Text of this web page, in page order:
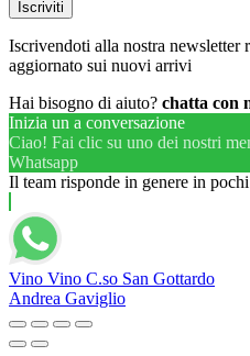
Iscrivendoti alla nostra newsletter
aggiornato sui nuovi arrivi
Hai bisogno di aiuto? chatta con
Inizia un a conversazione
Ciao! Fai clic su uno dei nostri
Whatsapp
Il team risponde in genere in
Vino Vino C.so San Gottardo
Andrea Gaviglio